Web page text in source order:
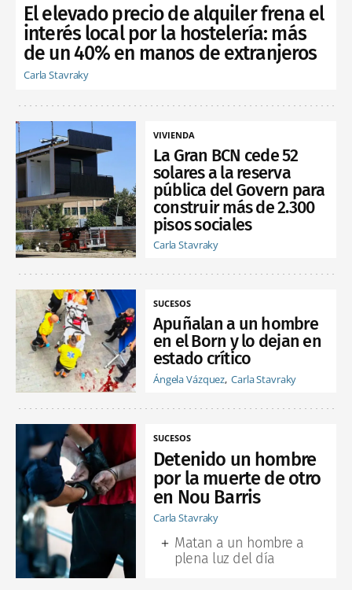
El elevado precio de alquiler frena el
interés local por la hostelería: más
de un 40% en manos de extranjeros
Carla Stavraky
VIVIENDA
La Gran BCN cede 52
solares a la reserva
pública del Govern para
construir más de 2.300
pisos sociales
Carla Stavraky
SUCESOS
Apuñalan a un hombre
en el Born y lo dejan en
estado crítico
Ángela Vázquez Carla Stavraky
SUCESOS
Detenido un hombre
por la muerte de otro
en Nou Barris
Carla Stavraky
Matan a un hombre a
plena luz del día